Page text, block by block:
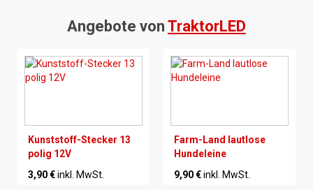
Angebote von TraktorLED
Kunststoff-Stecker 13
polig 12V
3,90 €inkl. MwSt.
Farm-Land lautlose
Hundeleine
9,90 €inkl. MwSt.